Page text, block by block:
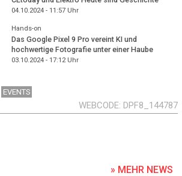
04.10.2024 - 11:57Uhr
Hands-on
Das Google Pixel 9 Pro vereint KI und
hochwertige Fotografie unter einer Haube
03.10.2024 - 17:12Uhr
EVENTS
WEBCODE DPF8_144787
» MEHR NEWS